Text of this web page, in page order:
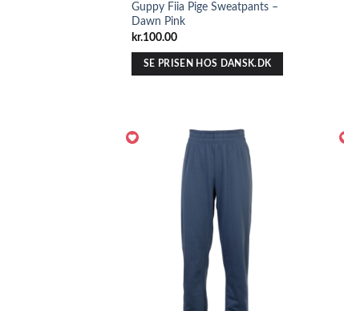
Guppy Fiia Pige Sweatpants –
Dawn Pink
kr.100.00
SE PRISEN HOS DANSK.DK